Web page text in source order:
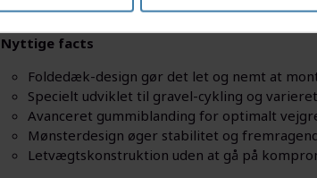
kilometer, uanset vejens beskaffenhed.
Nyttige facts
Foldedæk-design gør det let og nemt at
Specielt udviklet til gravel-cykling og
Avanceret gummiblanding for optimalt
Mønsterdesign øger stabilitet og
Letvægtskonstruktion uden at gå på